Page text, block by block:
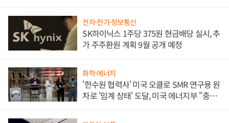
전자·전기·정보통신
SK하이닉스 1주당 375원 현금배당 실시, 추
가 주주환원 계획 9월 공개 예정
화학·에너지
'한수원 협력사' 미국 오클로 SMR 연구용 원
자로 '임계 상태' 도달, 미국 에너지부 "중요